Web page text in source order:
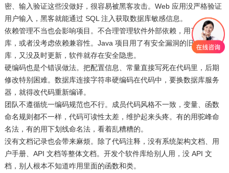
密、输入验证这些没做好，很容易被黑客攻击。Web 应用没严格验证
用户输入，黑客就能通过 SQL 注入获取数据库敏感信息。​
依赖管理不当也会影响项目。不合理管理软件外部依赖，用了过时的
库，或者没考虑依赖兼容性。Java 项目用了有安全漏洞的旧版第三方
库，又没及时更新，软件就存在安全隐患。​
硬编码也是个错误做法。把配置信息、常量直接写死在代码里，后期
修改特别困难。数据库连接字符串硬编码在代码中，要换数据库服务
器，就得改代码重新编译。​
团队不遵循统一编码规范也不行。成员代码风格不一致，变量、函数
命名规则都不一样，代码可读性太差，维护起来头疼。有的用驼峰命
名法，有的用下划线命名法，看着乱糟糟的。​
没有文档记录也会带来麻烦。除了代码注释，没有系统架构文档、用
户手册、API 文档等整体文档。开发个软件库给别人用，没 API 文
档，别人根本不知道咋用里面的函数和类。​